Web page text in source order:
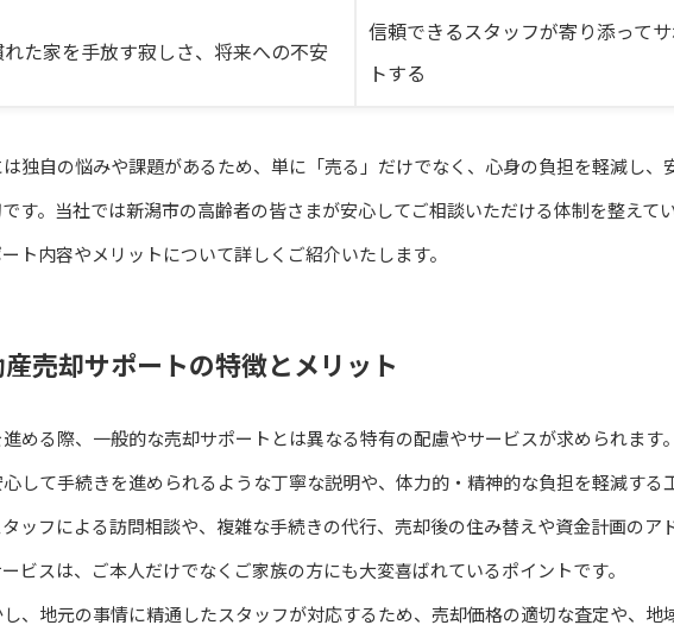
た家を手放す寂しさ、将来への不安
信頼できるスタッフが寄り添って
トする
独自の悩みや課題があるため、単に「売る」だけでなく、心身の負担を軽減し、
す。当社では新潟市の高齢者の皆さまが安心してご相談いただける体制を整えて
ト内容やメリットについて詳しくご紹介いたします。
売却サポートの特徴とメリット
める際、一般的な売却サポートとは異なる特有の配慮やサービスが求められます
して手続きを進められるような丁寧な説明や、体力的・精神的な負担を軽減する
ッフによる訪問相談や、複雑な手続きの代行、売却後の住み替えや資金計画のア
ビスは、ご本人だけでなくご家族の方にも大変喜ばれているポイントです。
、地元の事情に精通したスタッフが対応するため、売却価格の適切な査定や、地